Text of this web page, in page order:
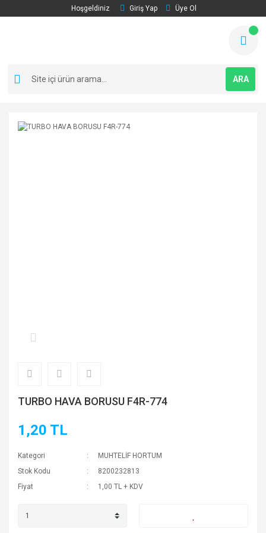
Hoşgeldiniz Giriş Yap Üye Ol
ARA
TURBO HAVA BORUSU F4R-774
1,20 TL
Kategori
MUHTELİF HORTUM
Stok Kodu
8200232813
Fiyat
1,00 TL + KDV